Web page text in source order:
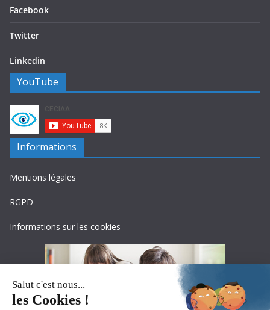
Facebook
Twitter
Linkedin
YouTube
Informations
Mentions légales
RGPD
Informations sur les cookies